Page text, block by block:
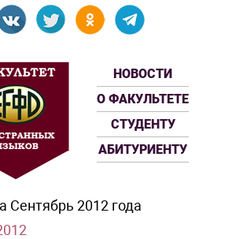
НОВОСТИ
О ФАКУЛЬТЕТЕ
СТУДЕНТУ
АБИТУРИЕНТУ
Сентябрь 2012 года